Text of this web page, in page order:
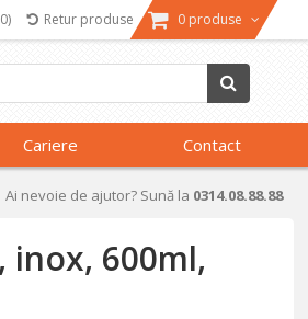
Retur produse 0 produse
Cariere Contact
Ai nevoie de ajutor? Sună la 0314.08.88.88
inox, 600ml,